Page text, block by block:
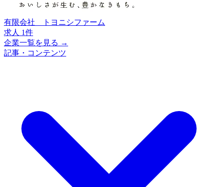
有限会社 トヨニシファーム
求人 1件
企業一覧を見る →
記事・コンテンツ